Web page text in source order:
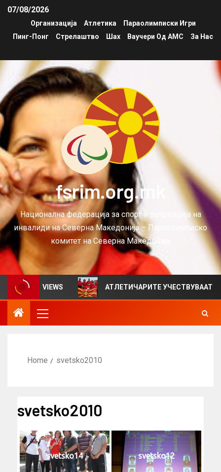
07/08/2026
Организација Атлетика
Параолимписки Игри
Пинг-Понг
Стрелаштво Шах Ваучери Од АМС За Нас
fsrim.org.mk
Национална федерација за спорт и рекреација на
инвалиди на Северна Македонија – Параолимписко
комитет на Северна Македонија
за VIEWS АТЛЕТИЧАРИТЕ УЧЕСТВУВААТ НА
Home svetsko2010
svetsko2010
svetsko14 svetsko12